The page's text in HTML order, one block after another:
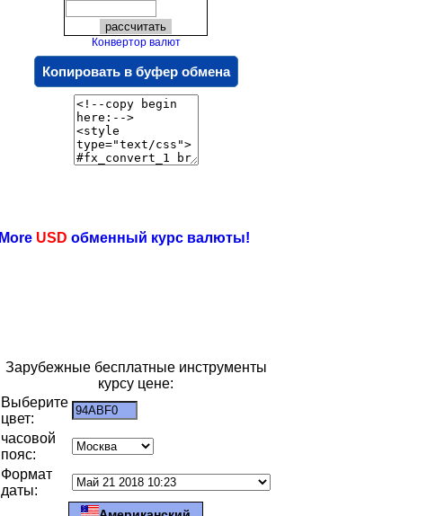
Конвертор валют
Копировать в буфер обмена
More USD обменный курс валюты!
Зарубежные бесплатные инструменты
курсу цене:
Выберите
цвет:
часовой
пояс:
Формат
даты: